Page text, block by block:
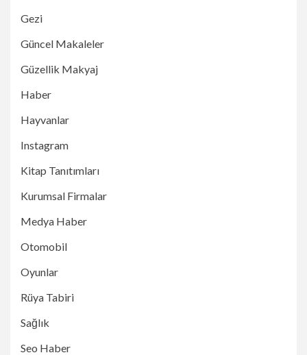
Gezi
Güncel Makaleler
Güzellik Makyaj
Haber
Hayvanlar
Instagram
Kitap Tanıtımları
Kurumsal Firmalar
Medya Haber
Otomobil
Oyunlar
Rüya Tabiri
Sağlık
Seo Haber